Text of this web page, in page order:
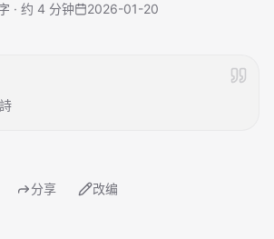
· 约 4 分钟 2026-01-20
分享 改编